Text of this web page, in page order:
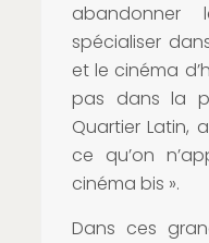
spécialiser
et le cinéma
pas dans la
Quartier Latin,
ce qu’on
cinéma bis ».
Dans ces